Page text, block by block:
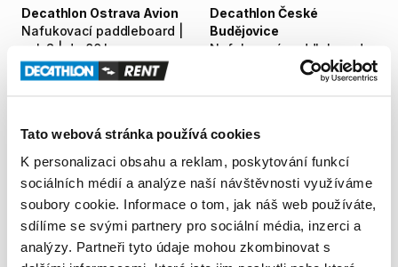
Tato webová stránka používá cookies
K personalizaci obsahu a reklam, poskytování funkcí
sociálních médií a analýze naší návštěvnosti využíváme
soubory cookie. Informace o tom, jak náš web používáte,
sdílíme se svými partnery pro sociální média, inzerci a
analýzy. Partneři tyto údaje mohou zkombinovat s
Nafukovací paddleboard
vel. S | do 80 kg
Decathlon Ostrava Avion
200,00 Kč /den
Nafukovací
paddleboard
Decathlon České
Budějovice